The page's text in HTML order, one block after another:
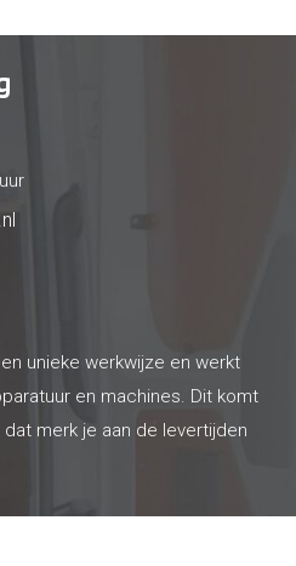
unieke werkwijze en werkt
en machines. Dit komt
merk je aan de levertijden